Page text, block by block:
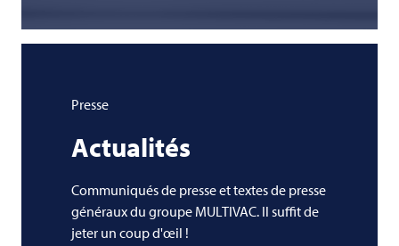
Presse
Actualités
Communiqués de presse et textes de presse
généraux du groupe MULTIVAC. Il suffit de
jeter un coup d'œil !